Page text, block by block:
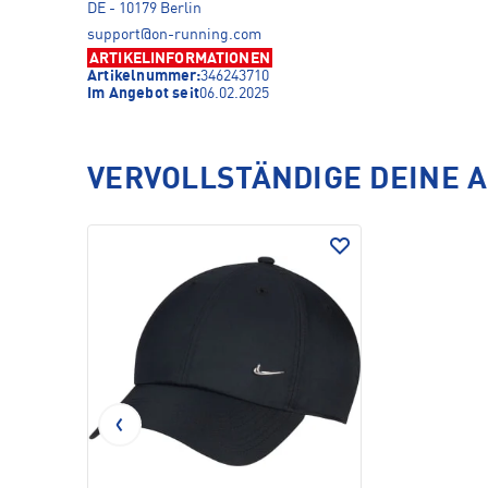
DE - 10179 Berlin
support@on-running.com
ARTIKELINFORMATIONEN
Artikelnummer:346243710
Im Angebot seit06.02.2025
VERVOLLSTÄNDIGE DEINE